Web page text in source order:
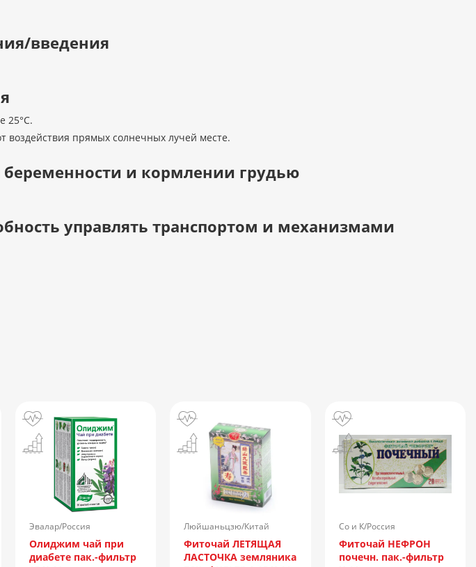
введения
25°С.
прямых солнечных лучей месте.
и кормлении грудью
управлять транспортом и механизмами
Эвалар/Россия
Олиджим чай при
диабете пак.-фильтр
Люйшаньцзю/Китай
Фиточай ЛЕТЯЩАЯ
ЛАСТОЧКА земляника
Со и К/Россия
Фиточай НЕФРОН
почечн. пак.-фильтр